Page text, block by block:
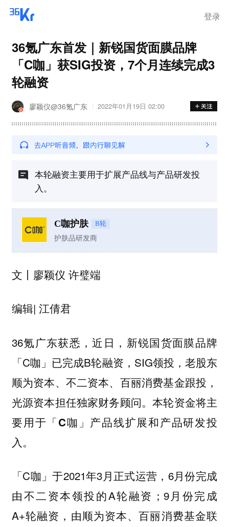
登录
36氪广东首发｜新锐国货面膜品牌
「C咖」获SIG投资，7个月连续完成3
轮融资
廖颖仪@36氪广东 2022年01月19日 02:00
本轮融资主要用于扩展产品线与产品研发投
入。
C咖护肤 B轮
护肤品研发商
文 丨廖颖仪 许璧端
编辑| 江倩君
36氪广东获悉，近日，新锐国货面膜品牌
「C咖」已完成B轮融资，SIG领投，老股东
顺为资本、不二资本、百丽消费基金跟投，
光源资本担任独家财务顾问。本轮资金将主
要用于「C咖」产品线扩展和产品研发投
入。
「C咖」于2021年3月正式运营，6月份完成
由不二资本领投的A轮融资；9月份完成
A+轮融资，由顺为资本、百丽消费基金联